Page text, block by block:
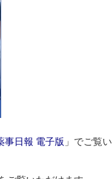
事日報 電子版 」でご覧い